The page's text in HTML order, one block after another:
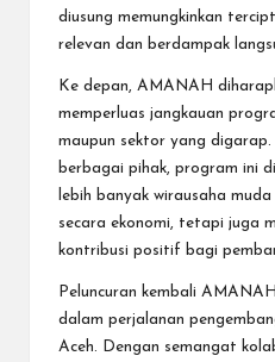
diusung memungkinkan
relevan dan berdampak
Ke depan, AMANAH
memperluas jangkauan
maupun sektor yang digarap.
berbagai pihak, program ini
lebih banyak wirausaha
secara ekonomi, tetapi juga
kontribusi positif bagi
Peluncuran kembali
dalam perjalanan
Aceh. Dengan semangat